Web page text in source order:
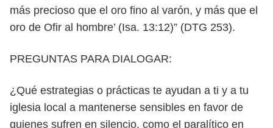
más precioso que el oro fino al varón, y más que el
oro de Ofir al hombre’ (Isa. 13:12)” (DTG 253).
PREGUNTAS PARA DIALOGAR:
¿Qué estrategias o prácticas te ayudan a ti y a tu
iglesia local a mantenerse sensibles en favor de
quienes sufren en silencio, como el paralítico en